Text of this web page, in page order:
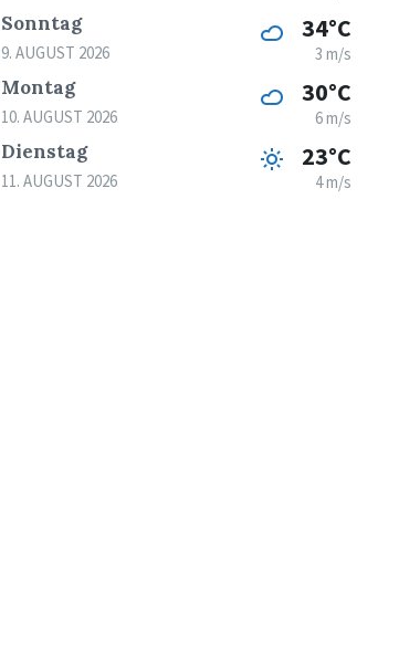
Sonntag
9. AUGUST 2026
34°C
3 m/s
Montag
10. AUGUST 2026
30°C
6 m/s
Dienstag
11. AUGUST 2026
23°C
4 m/s